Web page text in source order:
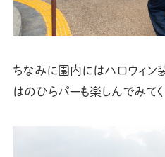
ちなみに園内にはハロウィン
はのひらパーも楽しんでみてく